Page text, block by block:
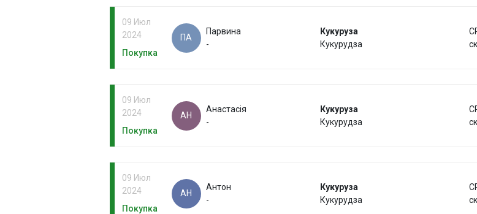
09 Июл
2024
Покупка
ПА
Парвина
-
Кукуруза
Кукурудза
09 Июл
2024
Покупка
АН
Анастасія
-
Кукуруза
Кукурудза
09 Июл
2024
Покупка
АН
Антон
-
Кукуруза
Кукурудза